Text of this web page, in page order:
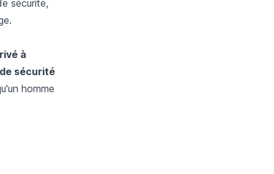
sécurité,
à
sécurité
homme